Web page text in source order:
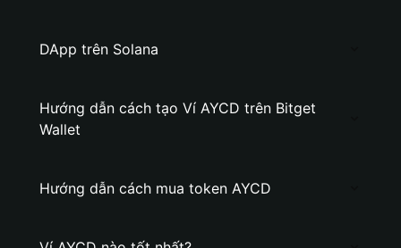
DApp trên Solana
Hướng dẫn cách tạo Ví AYCD trên Bitget
Wallet
Hướng dẫn cách mua token AYCD